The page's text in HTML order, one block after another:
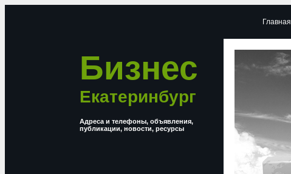
Бизнес
Екатеринбург
Адреса и телефоны, объявления,
публикации, новости, ресурсы
Главная